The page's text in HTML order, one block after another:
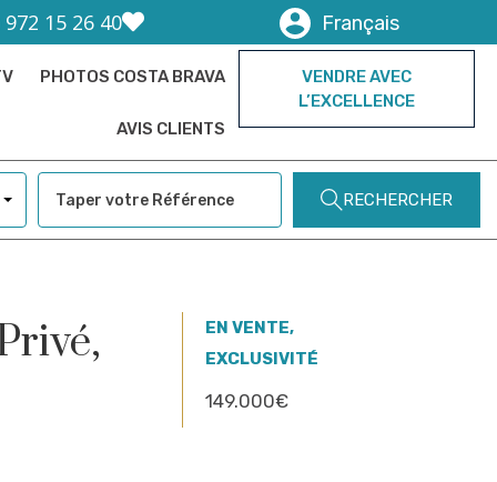
972 15 26 40 Français
PHOTOS COSTA BRAVA
AVIS CLIENTS
VENDRE AVEC
L’EXCELLENCE
RECHERCHER
EN VENTE,
EXCLUSIVITÉ
149.000€